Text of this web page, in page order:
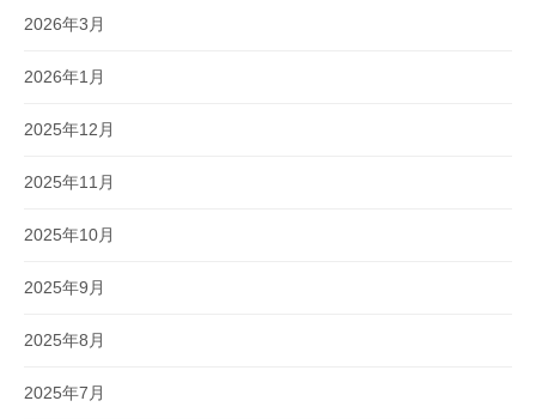
2026年3月
2026年1月
2025年12月
2025年11月
2025年10月
2025年9月
2025年8月
2025年7月